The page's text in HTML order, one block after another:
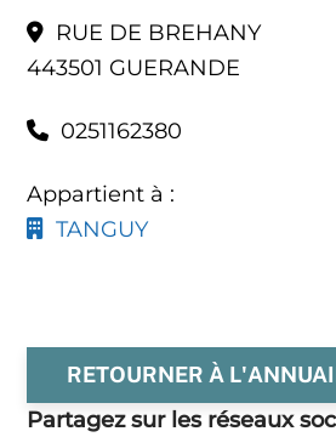
RUE DE BREHANY
443501 GUERANDE
0251162380
Appartient à :
TANGUY
RETOURNER À
Partagez sur les réseaux